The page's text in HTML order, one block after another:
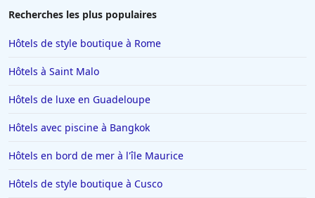
Recherches les plus populaires
Hôtels de style boutique à Rome
Hôtels à Saint Malo
Hôtels de luxe en Guadeloupe
Hôtels avec piscine à Bangkok
Hôtels en bord de mer à l'île Maurice
Hôtels de style boutique à Cusco